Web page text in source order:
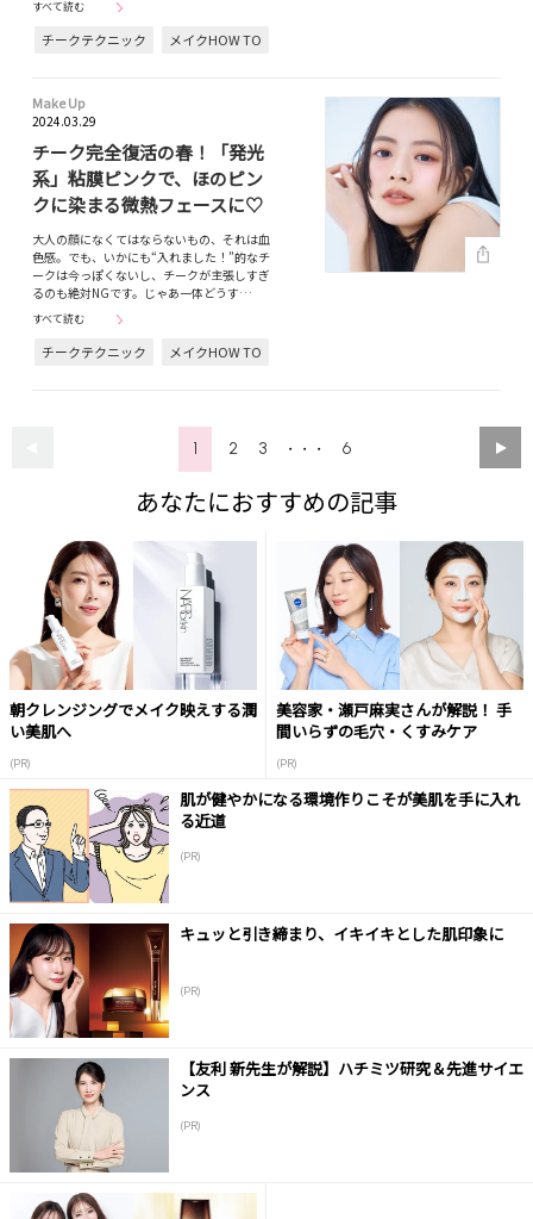
すべて読む
チークテクニック メイクHOW TO
Make Up
2024.03.29
チーク完全復活の春！「発光
系」粘膜ピンクで、ほのピン
クに染まる微熱フェースに♡
大人の顔になくてはならないもの、それは血
色感。でも、いかにも“入れました！”的なチ
ークは今っぽくないし、チークが主張しすぎ
るのも絶対NGです。じゃあ一体どうす…
すべて読む
チークテクニック メイクHOW TO
1 2 3 ・・・ 6
あなたにおすすめの記事
朝クレンジングでメイク映えする潤
い美肌へ
(PR)
美容家・瀬戸麻実さんが解説！ 手
間いらずの毛穴・くすみケア
(PR)
肌が健やかになる環境作りこそが美肌を手に入れ
る近道
(PR)
キュッと引き締まり、イキイキとした肌印象に
(PR)
【友利 新先生が解説】ハチミツ研究＆先進サイエ
ンス
(PR)